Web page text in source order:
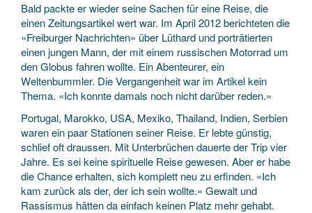
Bald packte er wieder seine Sachen für eine Reise, die
einen Zeitungsartikel wert war. Im April 2012 berichteten die
«Freiburger Nachrichten» über Lüthard und porträtierten
einen jungen Mann, der mit einem russischen Motorrad um
den Globus fahren wollte. Ein Abenteurer, ein
Weltenbummler. Die Vergangenheit war im Artikel kein
Thema. «Ich konnte damals noch nicht darüber reden.»
Portugal, Marokko, USA, Mexiko, Thailand, Indien, Serbien
waren ein paar Stationen seiner Reise. Er lebte günstig,
schlief oft draussen. Mit Unterbrüchen dauerte der Trip vier
Jahre. Es sei keine spirituelle Reise gewesen. Aber er habe
die Chance erhalten, sich komplett neu zu erfinden. «Ich
kam zurück als der, der ich sein wollte.» Gewalt und
Rassismus hätten da einfach keinen Platz mehr gehabt.